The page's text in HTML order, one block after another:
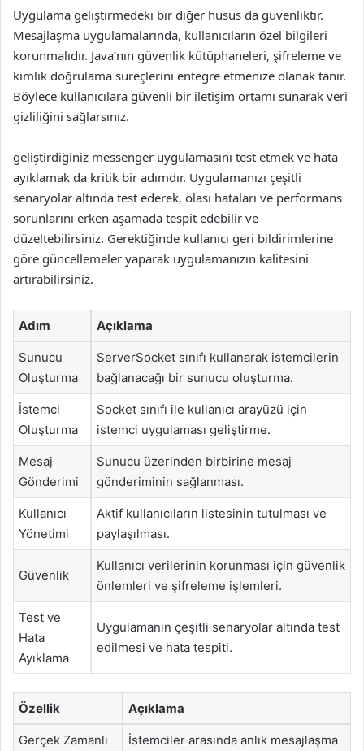
Uygulama geliştirmedeki bir diğer husus da güvenliktir.
Mesajlaşma uygulamalarında, kullanıcıların özel bilgileri
korunmalıdır. Java’nın güvenlik kütüphaneleri, şifreleme ve
kimlik doğrulama süreçlerini entegre etmenize olanak tanır.
Böylece kullanıcılara güvenli bir iletişim ortamı sunarak veri
gizliliğini sağlarsınız.
geliştirdiğiniz messenger uygulamasını test etmek ve hata
ayıklamak da kritik bir adımdır. Uygulamanızı çeşitli
senaryolar altında test ederek, olası hataları ve performans
sorunlarını erken aşamada tespit edebilir ve
düzeltebilirsiniz. Gerektiğinde kullanıcı geri bildirimlerine
göre güncellemeler yaparak uygulamanızın kalitesini
artırabilirsiniz.
Adım Açıklama
Sunucu
Oluşturma
ServerSocket sınıfı kullanarak istemcilerin
bağlanacağı bir sunucu oluşturma.
İstemci
Oluşturma
Socket sınıfı ile kullanıcı arayüzü için
istemci uygulaması geliştirme.
Mesaj
Gönderimi
Sunucu üzerinden birbirine mesaj
gönderiminin sağlanması.
Kullanıcı
Yönetimi
Aktif kullanıcıların listesinin tutulması ve
paylaşılması.
Güvenlik
Kullanıcı verilerinin korunması için güvenlik
önlemleri ve şifreleme işlemleri.
Test ve
Hata
Ayıklama
Uygulamanın çeşitli senaryolar altında test
edilmesi ve hata tespiti.
Özellik Açıklama
Gerçek Zamanlı
İstemciler arasında anlık mesajlaşma